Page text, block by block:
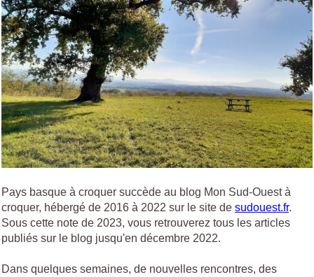
Pays basque à croquer succède au blog Mon Sud-Ouest à
croquer, hébergé de 2016 à 2022 sur le site de sudouest.fr.
Sous cette note de 2023, vous retrouverez tous les articles
publiés sur le blog jusqu'en décembre 2022.
Dans quelques semaines, de nouvelles rencontres, des